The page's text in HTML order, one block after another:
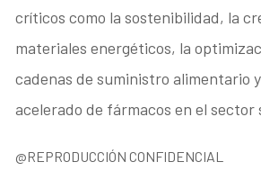
críticos como la sostenibilidad, la
materiales energéticos, la
cadenas de suministro alimentario
acelerado de fármacos en el sector
@REPRODUCCIÓN CONFIDENCIAL